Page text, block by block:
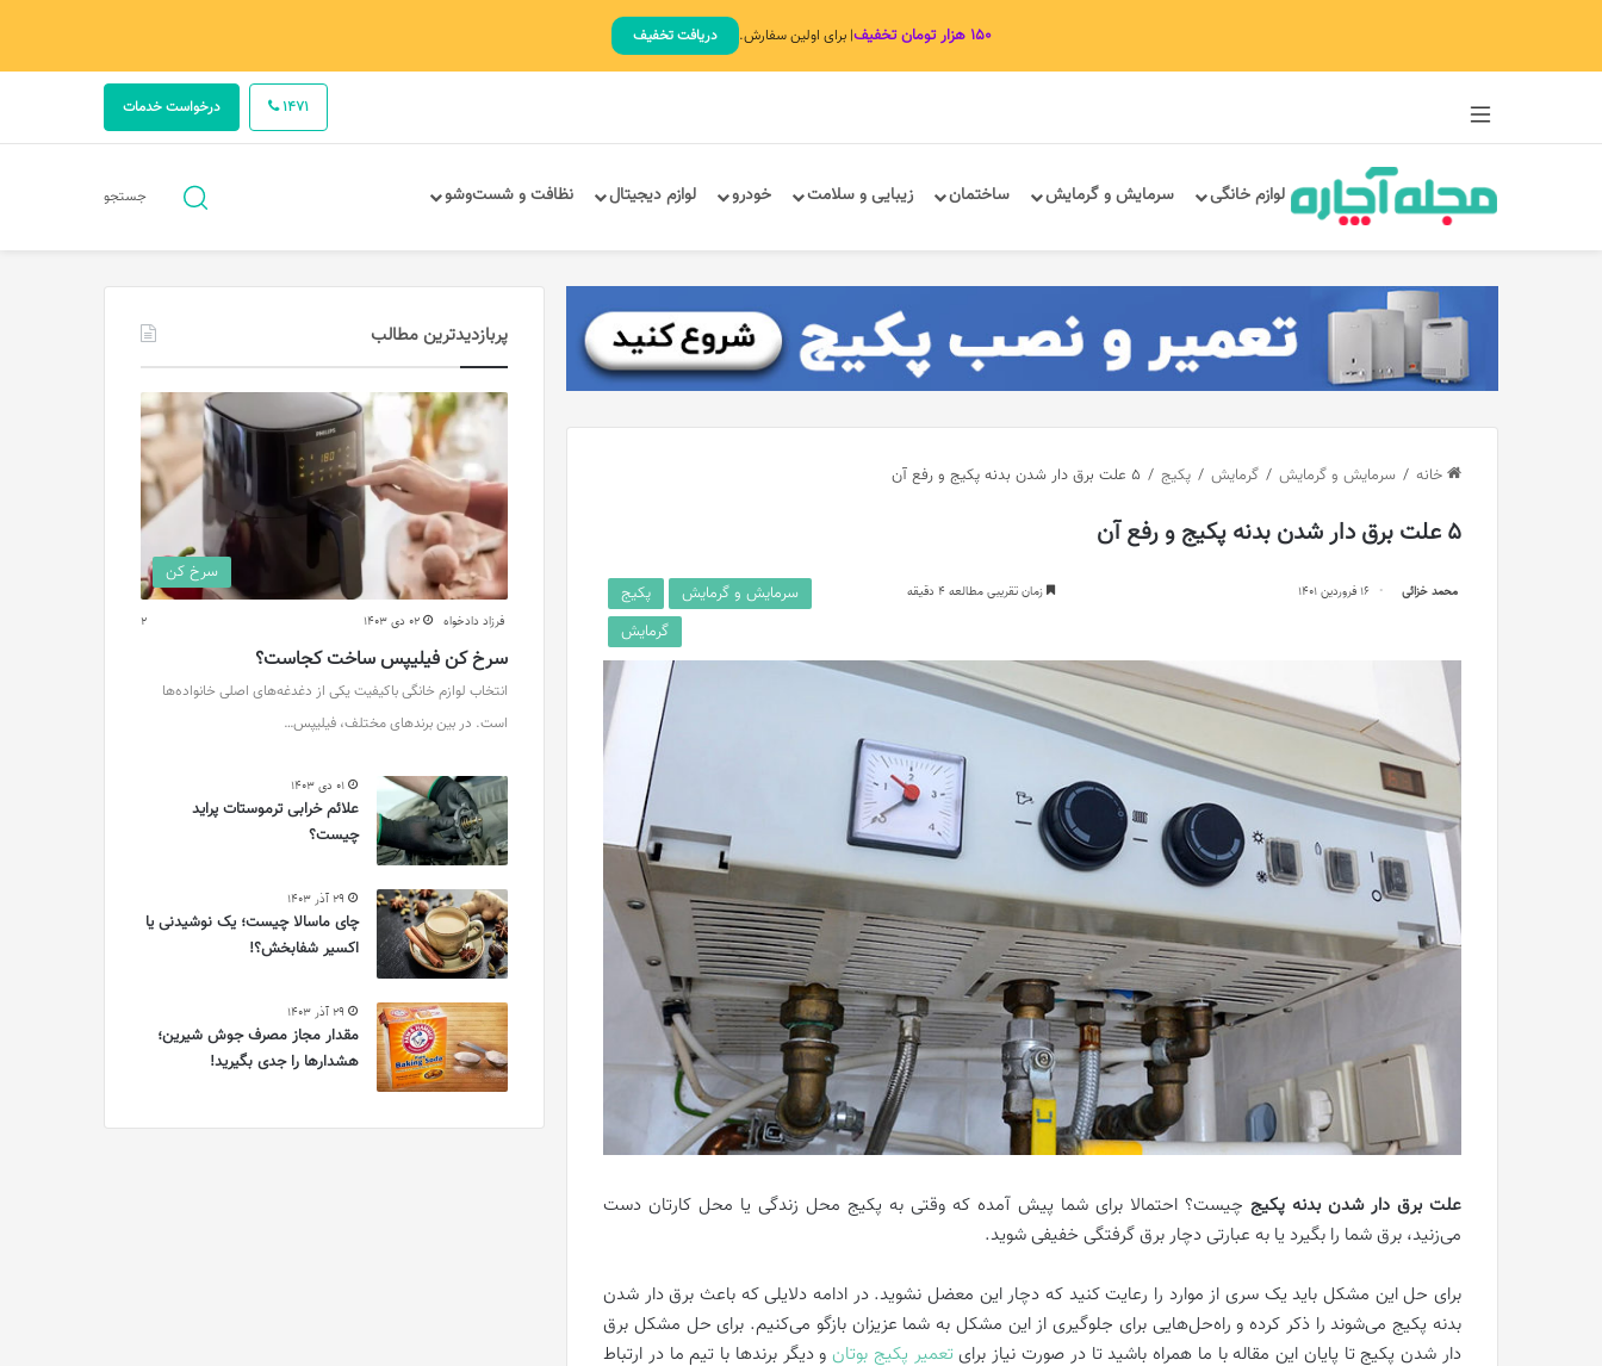
۱۵۰ هزار تومان تخفیف | برای اولین سفارش. دریافت تخفیف
درخواست خدمات 1471
لوازم خانگی سرمایش و گرمایش ساختمان زیبایی و سلامت خودرو لوازم دیجیتال نظافت و شست‌وشو جستجوجستجو
خانه / سرمایش و گرمایش / گرمایش / پکیج / 5 علت برق دار شدن بدنه پکیج و رفع آن
5 علت برق دار شدن بدنه پکیج و رفع آن
محمد خزائی 16 فروردین 1401 زمان تقریبی مطالعه 4 دقیقه سرمایش و گرمایش
پکیج
گرمایش
علت برق دار شدن بدنه پکیج چیست؟ احتمالا برای شما پیش آمده که وقتی به پکیج محل زندگی یا محل کارتان دست
می‌زنید، برق شما را بگیرد یا به عبارتی دچار برق گرفتگی خفیفی شوید.
برای حل این مشکل باید یک سری از موارد را رعایت کنید که دچار این معضل نشوید. در ادامه دلایلی که باعث برق دار شدن
بدنه پکیج می‌شوند را ذکر کرده و راه‌حل‌هایی برای جلوگیری از این مشکل به شما عزیزان بازگو می‌کنیم. برای حل مشکل برق
دار شدن پکیج تا پایان این مقاله با ما همراه باشید تا در صورت نیاز برایتعمیر پکیج بوتانو دیگر برندها با تیم ما در ارتباط
پربازدیدترین مطالب
سرخ کن
فرزاد دادخواه 02 دی 1403 2
سرخ کن فیلیپس ساخت کجاست؟
انتخاب لوازم خانگی باکیفیت یکی از دغدغه‌های اصلی خانواده‌ها
است. در بین برندهای مختلف، فیلیپس…
01 دی 1403
علائم خرابی ترموستات پراید
چیست؟
29 آذر 1403
چای ماسالا چیست؛ یک نوشیدنی یا
اکسیر شفابخش؟!
29 آذر 1403
مقدار مجاز مصرف جوش شیرین؛
هشدارها را جدی بگیرید!